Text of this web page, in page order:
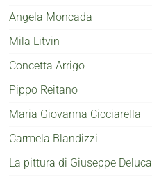
Angela Moncada
Mila Litvin
Concetta Arrigo
Pippo Reitano
Maria Giovanna Cicciarella
Carmela Blandizzi
La pittura di Giuseppe Deluca